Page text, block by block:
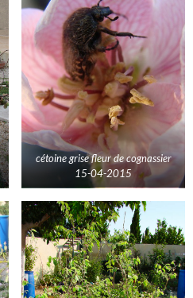
cétoine grise fleur de cognassier
15-04-2015